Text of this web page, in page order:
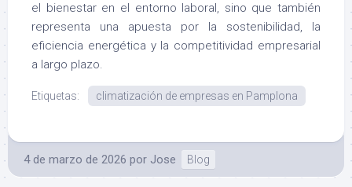
el bienestar en el entorno laboral, sino que también
representa una apuesta por la sostenibilidad, la
eficiencia energética y la competitividad empresarial
a largo plazo.
Etiquetas: climatización de empresas en Pamplona
4 de marzo de 2026 por Jose Blog